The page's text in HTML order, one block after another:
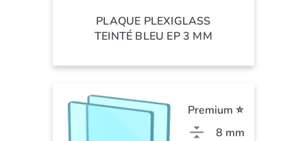
PLAQUE PLEXIGLASS
TEINTÉ BLEU EP 3 MM
Premium ⭐
8 mm